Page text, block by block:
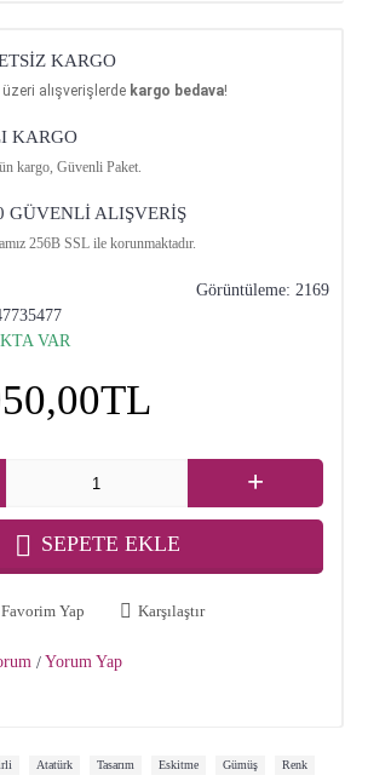
KARGO
alışverişlerde kargo bedava!
KARGO
kargo, Güvenli Paket.
GÜVENLİ ALIŞVERİŞ
256B SSL ile korunmaktadır.
Görüntüleme: 2169
VAR
+
SEPETE EKLE
Favorim Yap Karşılaştır
/ Yorum Yap
Atatürk Tasarım Eskitme Gümüş Renk